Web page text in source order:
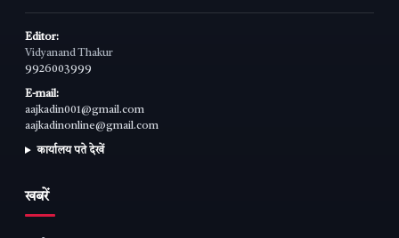
Editor:
Vidyanand Thakur
9926003999
E-mail:
aajkadin001@gmail.com
aajkadinonline@gmail.com
कार्यालय पते देखें
खबरें